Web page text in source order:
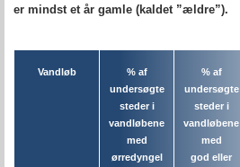
er mindst et år gamle (kaldet ”ældre”).
Vandløb
% af
undersøgte
steder i
vandløbene
med
ørredyngel
% af
undersøgte
steder i
vandløbene
med
god eller